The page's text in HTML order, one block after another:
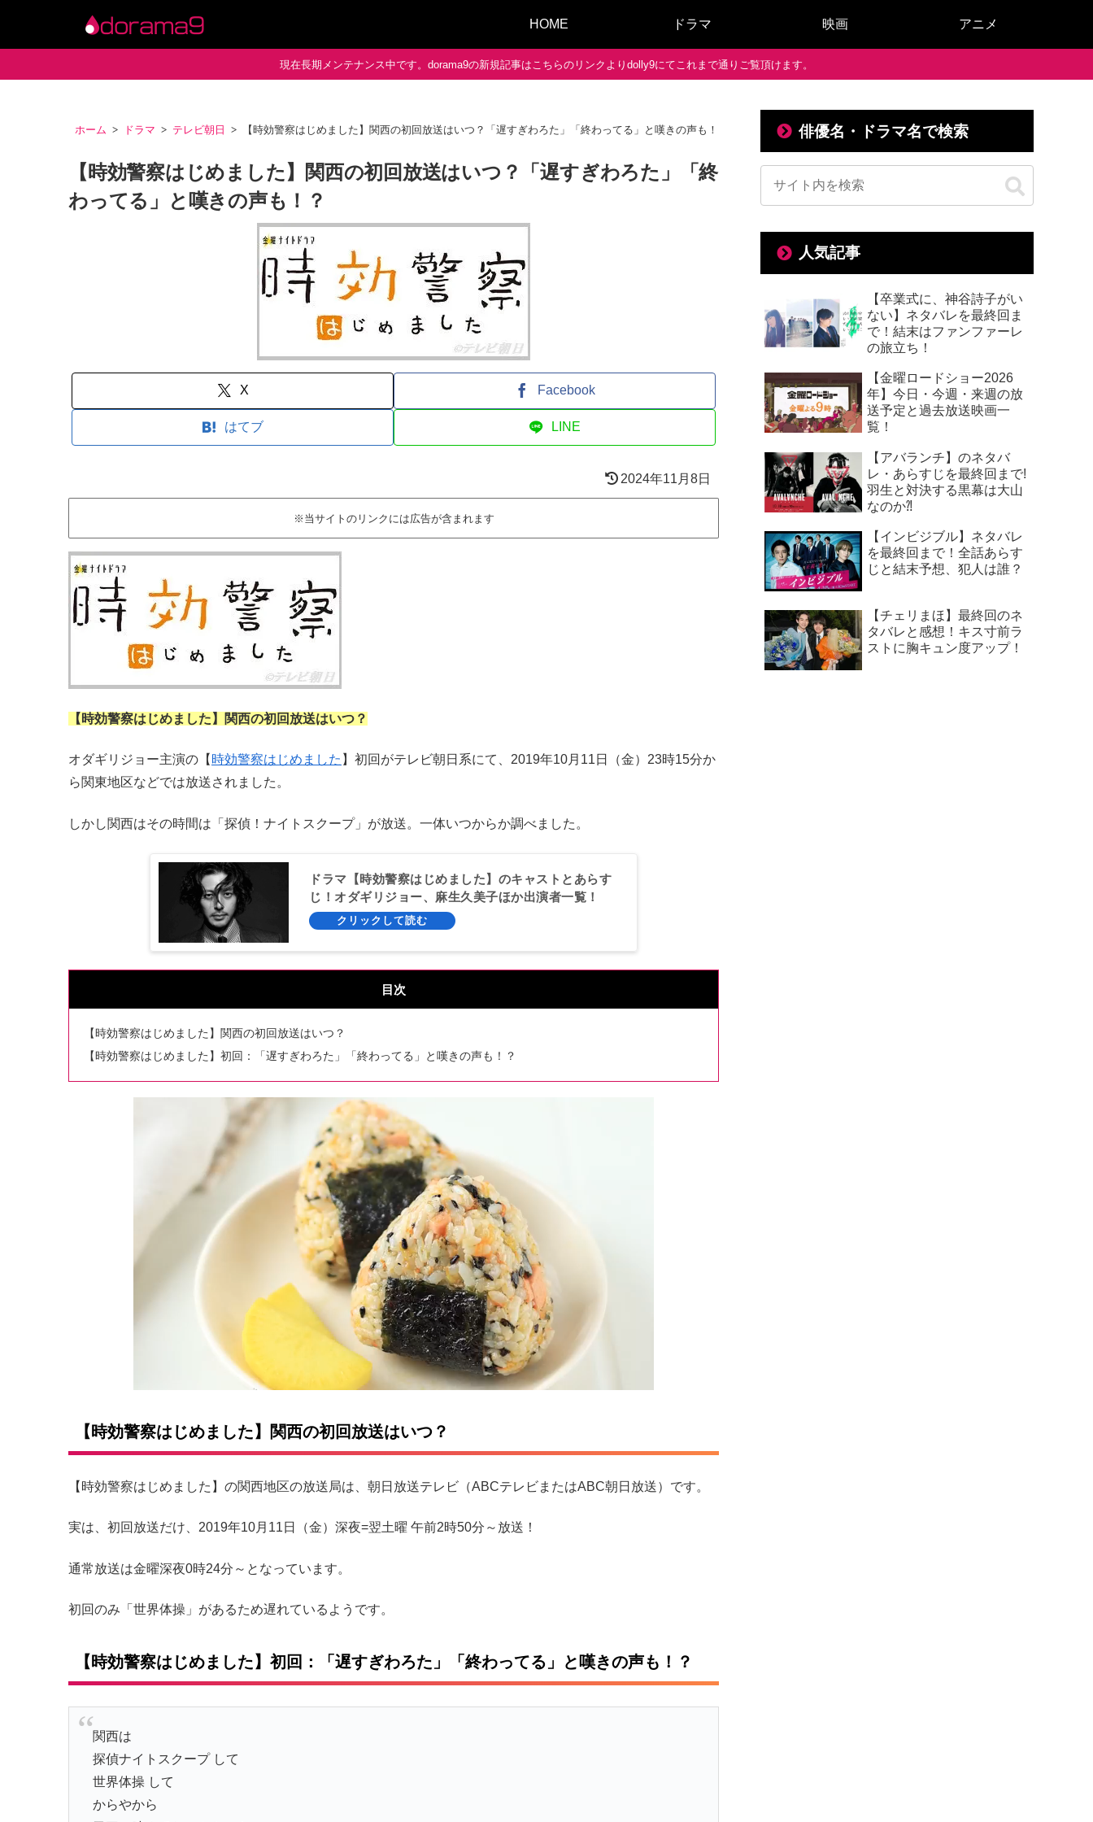
HOME ドラマ 映画 アニメ
現在長期メンテナンス中です。dorama9の新規記事はこちらのリンクよりdolly9にてこれまで通りご覧頂けます。
ホーム ドラマ テレビ朝日 【時効警察はじめました】関西の初回放送はいつ？「遅すぎわろた」「終わってる」と嘆きの声も！？
【時効警察はじめました】関西の初回放送はいつ？「遅すぎわろた」「終
わってる」と嘆きの声も！？
X Facebook
はてブ LINE
2024年11月8日
※当サイトのリンクには広告が含まれます
【時効警察はじめました】関西の初回放送はいつ？
オダギリジョー主演の【 時効警察はじめました 】初回がテレビ朝日系にて、2019年10月11日（金）23時15分か
ら関東地区などでは放送されました。
しかし関西はその時間は「探偵！ナイトスクープ」が放送。一体いつからか調べました。
ドラマ【時効警察はじめました】のキャストとあらす
じ！オダギリジョー、麻生久美子ほか出演者一覧！
目次
【時効警察はじめました】関西の初回放送はいつ？
【時効警察はじめました】初回：「遅すぎわろた」「終わってる」と嘆きの声も！？
【時効警察はじめました】関西の初回放送はいつ？
【時効警察はじめました】の関西地区の放送局は、朝日放送テレビ（ABCテレビまたはABC朝日放送）です。
実は、初回放送だけ、2019年10月11日（金）深夜=翌土曜 午前2時50分～放送！
通常放送は金曜深夜0時24分～となっています。
初回のみ「世界体操」があるため遅れているようです。
【時効警察はじめました】初回：「遅すぎわろた」「終わってる」と嘆きの声も！？
関西は
探偵ナイトスクープ して
世界体操 して
からやから
俳優名・ドラマ名で検索
人気記事
【卒業式に、神谷詩子がい
ない】ネタバレを最終回ま
で！結末はファンファーレ
の旅立ち！
【金曜ロードショー2026
年】今日・今週・来週の放
送予定と過去放送映画一
覧！
【アバランチ】のネタバ
レ・あらすじを最終回まで!
羽生と対決する黒幕は大山
なのか⁈
【インビジブル】ネタバレ
を最終回まで！全話あらす
じと結末予想、犯人は誰？
【チェリまほ】最終回のネ
タバレと感想！キス寸前ラ
ストに胸キュン度アップ！